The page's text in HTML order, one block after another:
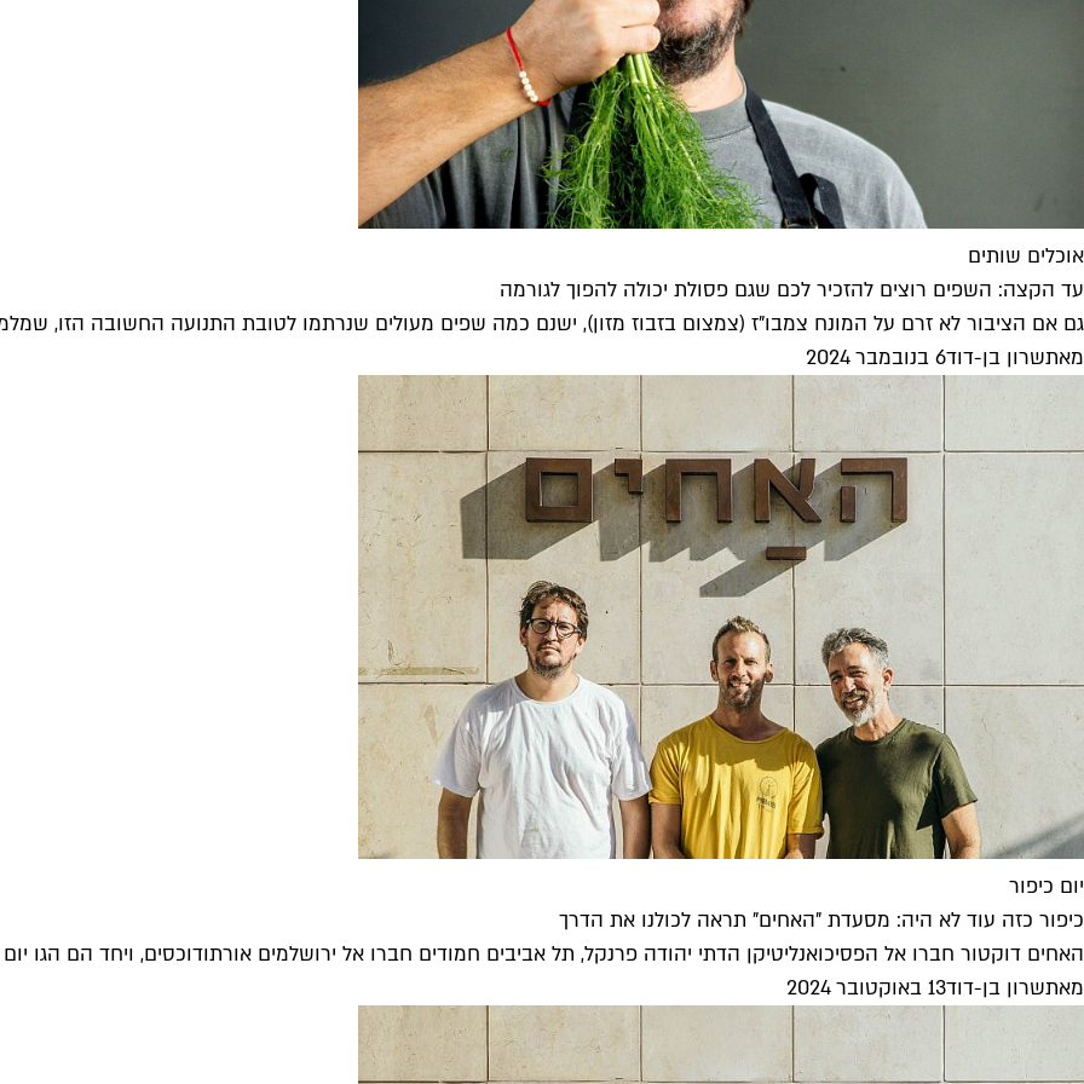
אוכלים שותים
עד הקצה: השפים רוצים להזכיר לכם שגם פסולת יכולה להפוך לגורמה
גם אם הציבור לא זרם על המונח צמבו"ז (צמצום בזבוז מזון), ישנם כמה שפים מעולים שנרתמו לטובת התנועה החשובה הזו,
מאתשרון בן-דוד6 בנובמבר 2024
יום כיפור
כיפור כזה עוד לא היה: מסעדת "האחים" תראה לכולנו את הדרך
האחים דוקטור חברו אל הפסיכואנליטיקן הדתי יהודה פרנקל, תל אביבים חמודים חברו אל ירושלמים אורתודוכסים, ויחד הם הגו יום
מאתשרון בן-דוד13 באוקטובר 2024